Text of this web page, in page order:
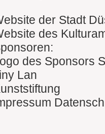
der Stadt
des
des Sponsors
Lan